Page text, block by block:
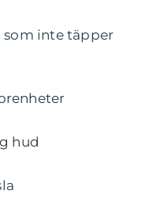
inte täpper
hud